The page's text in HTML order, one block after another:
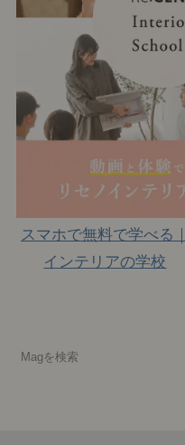
スマホで無料で学べる｜
インテリアの学校